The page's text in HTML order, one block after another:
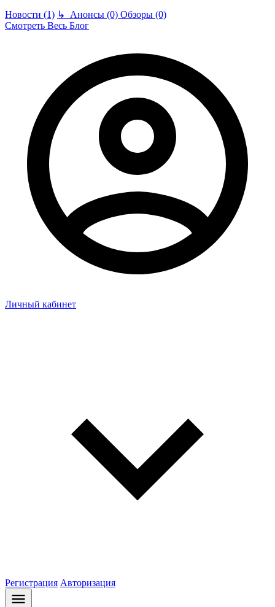
Новости (1) ↳ Анонсы (0) Обзоры (0)
Смотреть Весь Блог
Личный кабинет
Регистрация Авторизация